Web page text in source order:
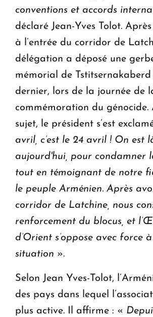
conventions et accords
déclaré Jean-Yves Tolot.
à l’entrée du corridor de
délégation a déposé une
mémorial de
dernier, lors de la journée de
commémoration du
sujet, le président s’est
avril, c’est le 24 avril ! On est
aujourd'hui, pour condamner
tout en témoignant de notre
le peuple Arménien. Après
corridor de Latchine, nous
renforcement du blocus, et
d’Orient s’oppose avec force
situation ».
Selon Jean Yves-Tolot,
des pays dans lequel
plus active. Il affirme : «